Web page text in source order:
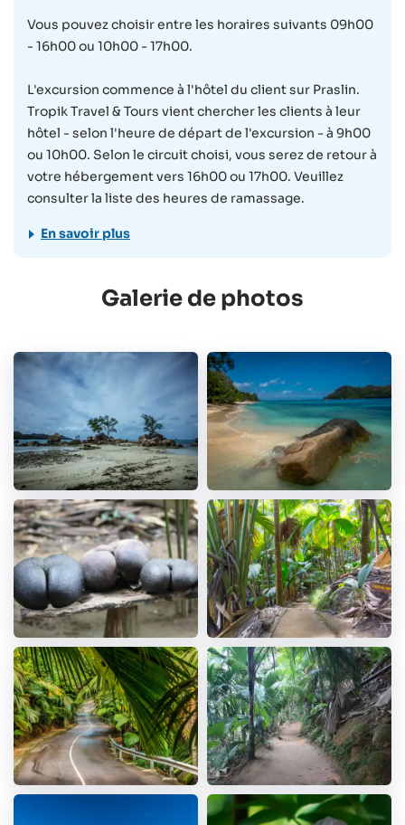
Tous les guides parlent anglais et français. Sur
demande, la visite de l’île ou la visite guidée de la
allemand, italien ou espagnol avec un supplément.
4. Prestations
Inclus :
Transferts hôtel (aller-retour)
Frais d’entrée (Parc National de la Vallée de Mai) 35 €
Déjeuner à La Pirogue (optionnel)
5. Vêtements et équipement
Recommandé : appareil photo, chaussures
confortables, vêtements de plage, serviettes, crème
solaire, chapeau, espèces ou carte de crédit
6. Informations complémentaires / Remarques
Vous pouvez choisir entre les horaires suivants 09h00
- 16h00 ou 10h00 - 17h00.
L'excursion commence à l'hôtel du client sur Praslin.
Tropik Travel & Tours vient chercher les clients à leur
hôtel - selon l'heure de départ de l'excursion - à 9h00
ou 10h00. Selon le circuit choisi, vous serez de retour à
votre hébergement vers 16h00 ou 17h00. Veuillez
consulter la liste des heures de ramassage.
En savoir plus
Galerie de photos